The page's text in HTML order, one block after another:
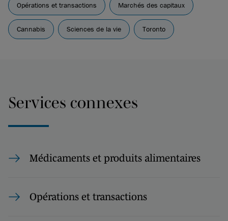
Opérations et transactions Marchés des capitaux
Cannabis Sciences de la vie Toronto
Services connexes
Médicaments et produits alimentaires
Opérations et transactions